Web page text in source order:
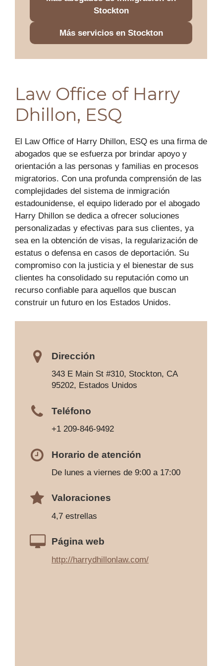
Stockton
Más servicios en Stockton
Law Office of Harry
Dhillon, ESQ
El Law Office of Harry Dhillon, ESQ es una firma de
abogados que se esfuerza por brindar apoyo y
orientación a las personas y familias en procesos
migratorios. Con una profunda comprensión de las
complejidades del sistema de inmigración
estadounidense, el equipo liderado por el abogado
Harry Dhillon se dedica a ofrecer soluciones
personalizadas y efectivas para sus clientes, ya
sea en la obtención de visas, la regularización de
estatus o defensa en casos de deportación. Su
compromiso con la justicia y el bienestar de sus
clientes ha consolidado su reputación como un
recurso confiable para aquellos que buscan
construir un futuro en los Estados Unidos.
Dirección
343 E Main St #310, Stockton, CA
95202, Estados Unidos
Teléfono
+1 209-846-9492
Horario de atención
De lunes a viernes de 9:00 a 17:00
Valoraciones
4,7 estrellas
Página web
http://harrydhillonlaw.com/